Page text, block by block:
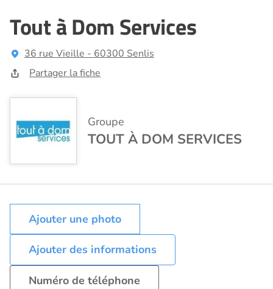
Tout à Dom Services
36 rue Vieille - 60300 Senlis
Partager la fiche
Groupe
TOUT À DOM SERVICES
Ajouter des informations
Numéro de téléphone